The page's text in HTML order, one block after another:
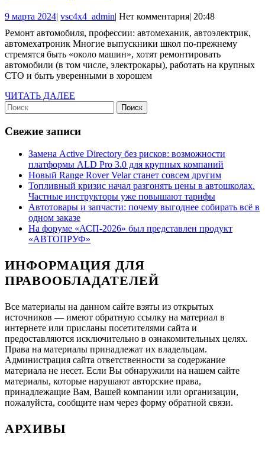
профессии:
автомеханик,
автоэлектрик,
автомехатроник
9 марта 20249
2024
| vsc4x4_adminvsc4x4_admin
| Нет комментария| 20:48
Ремонт автомобиля, профессии: автомеханик, автоэлектрик,
автомехатроник Многие выпускники школ по-прежнему
стремятся быть «около машин», хотят ремонтировать
автомобили (в том числе, электрокары), работать на крупных
СТО и быть уверенными в хорошем
ЧИТАТЬ ДАЛЕЕ
Найти:
Свежие записи
Замена Active Directory без рисков: возможности
платформы ALD Pro 3.0 для крупных компаний
Новый Range Rover Velar станет совсем другим
Топливный кризис начал разгонять цены в автошколах.
Частные инструкторы уже повышают тарифы
Автотовары и запчасти: почему выгоднее собирать всё в
одном заказе
На форуме «АСП-2026» был представлен продукт
«АВТОПРУФ»
ИНФОРМАЦИЯ ДЛЯ
ПРАВООБЛАДАТЕЛЕЙ
Все материалы на данном сайте взяты из открытых
источников — имеют обратную ссылку на материал в
интернете или присланы посетителями сайта и
предоставляются исключительно в ознакомительных целях.
Права на материалы принадлежат их владельцам.
Администрация сайта ответственности за содержание
материала не несет. Если Вы обнаружили на нашем сайте
материалы, которые нарушают авторские права,
принадлежащие Вам, Вашей компании или организации,
пожалуйста, сообщите нам через форму обратной связи.
АРХИВЫ